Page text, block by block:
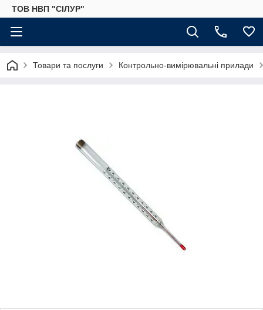
ТОВ НВП "СІЛУР"
Товари та послуги Контрольно-вимірювальні прилади